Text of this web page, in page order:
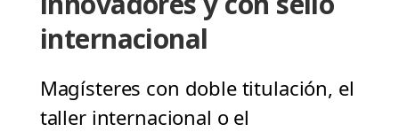
internacional
Magísteres con doble titulación, el
taller internacional o el